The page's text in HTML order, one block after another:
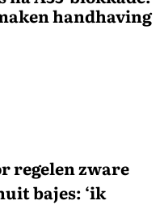
handhaving
regelen zware
bajes: ‘ik